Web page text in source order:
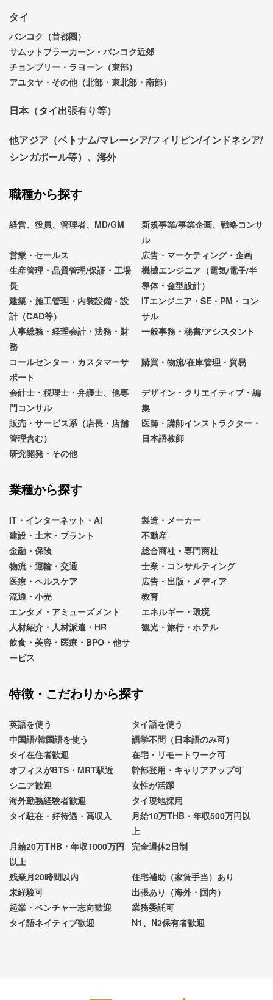
タイ
バンコク（首都圏）
サムットプラーカーン・バンコク近郊
チョンブリー・ラヨーン（東部）
アユタヤ・その他（北部・東北部・南部）
日本（タイ出張有り等）
他アジア（ベトナム/マレーシア/フィリピン/インドネシア/
シンガポール等）、海外
職種から探す
経営、役員、管理者、MD/GM
新規事業/事業企画、戦略コンサ
ル
営業・セールス
広告・マーケティング・企画
生産管理・品質管理/保証・工場
長
機械エンジニア（電気/電子/半
導体・金型設計）
建築・施工管理・内装設備・設
計（CAD等）
ITエンジニア・SE・PM・コン
サル
人事総務・経理会計・法務・財
務
一般事務・秘書/アシスタント
コールセンター・カスタマーサ
ポート
購買・物流/在庫管理・貿易
会計士・税理士・弁護士、他専
門コンサル
デザイン・クリエイティブ・編
集
販売・サービス系（店長・店舗
管理含む）
医師・講師インストラクター・
日本語教師
研究開発・その他
業種から探す
IT・インターネット・AI
製造・メーカー
建設・土木・プラント
不動産
金融・保険
総合商社・専門商社
物流・運輸・交通
士業・コンサルティング
医療・ヘルスケア
広告・出版・メディア
流通・小売
教育
エンタメ・アミューズメント
エネルギー・環境
人材紹介・人材派遣・HR
観光・旅行・ホテル
飲食・美容・医療・BPO・他サ
ービス
特徴・こだわりから探す
英語を使う
タイ語を使う
中国語/韓国語を使う
語学不問（日本語のみ可）
タイ在住者歓迎
在宅・リモートワーク可
オフィスがBTS・MRT駅近
幹部登用・キャリアアップ可
シニア歓迎
女性が活躍
海外勤務経験者歓迎
タイ現地採用
タイ駐在・好待遇・高収入
月給10万THB・年収500万円以
上
月給20万THB・年収1000万円
以上
完全週休2日制
残業月20時間以内
住宅補助（家賃手当）あり
未経験可
出張あり（海外・国内）
起業・ベンチャー志向歓迎
業務委託可
タイ語ネイティブ歓迎
N1、N2保有者歓迎